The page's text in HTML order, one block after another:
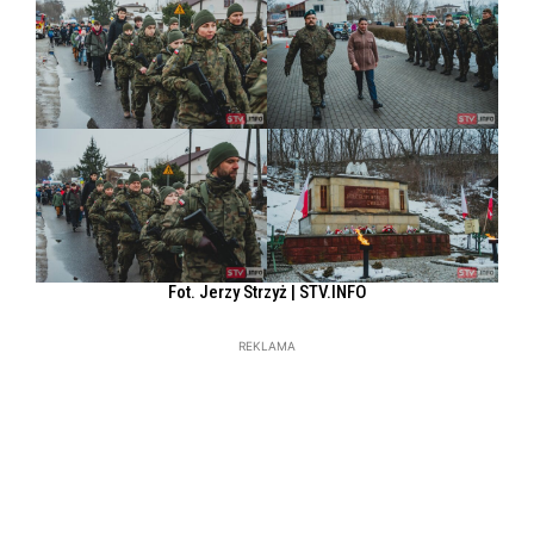
Fot. Jerzy Strzyż | STV.INFO
REKLAMA